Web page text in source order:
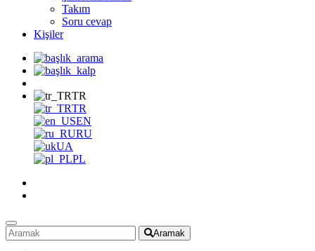
Takım
Soru cevap
Kişiler
TR
TR
EN
RU
UA
PL
Aramak